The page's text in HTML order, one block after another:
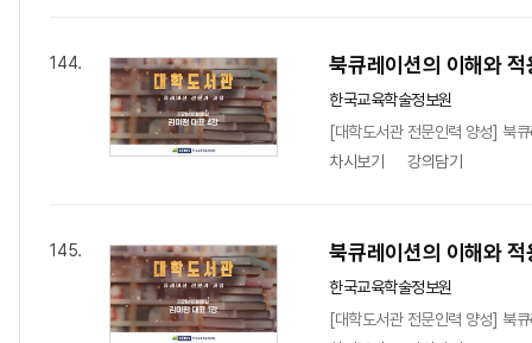
144. 북큐레이션의 이해와 적
한국교육학술정보원
[대학도서관 전문인력 양성] 북
차시보기
강의담기
145. 북큐레이션의 이해와 적
한국교육학술정보원
[대학도서관 전문인력 양성] 북